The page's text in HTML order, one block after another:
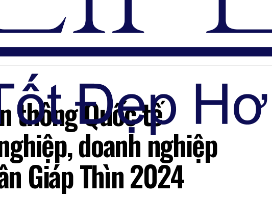
Đăng nhập
thông Quốc tế
doanh nghiệp
Giáp Thìn 2024